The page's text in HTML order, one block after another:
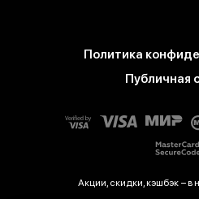
Политика
Публичная
Акции, скидки, кэшбэк −